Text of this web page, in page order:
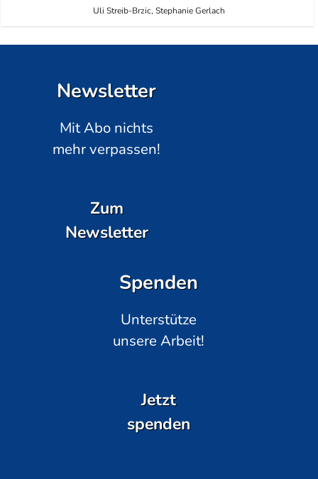
Uli Streib-Brzic, Stephanie Gerlach
Newsletter
Mit Abo nichts
mehr verpassen!
Zum
Newsletter
Spenden
Unterstütze
unsere Arbeit!
Jetzt
spenden